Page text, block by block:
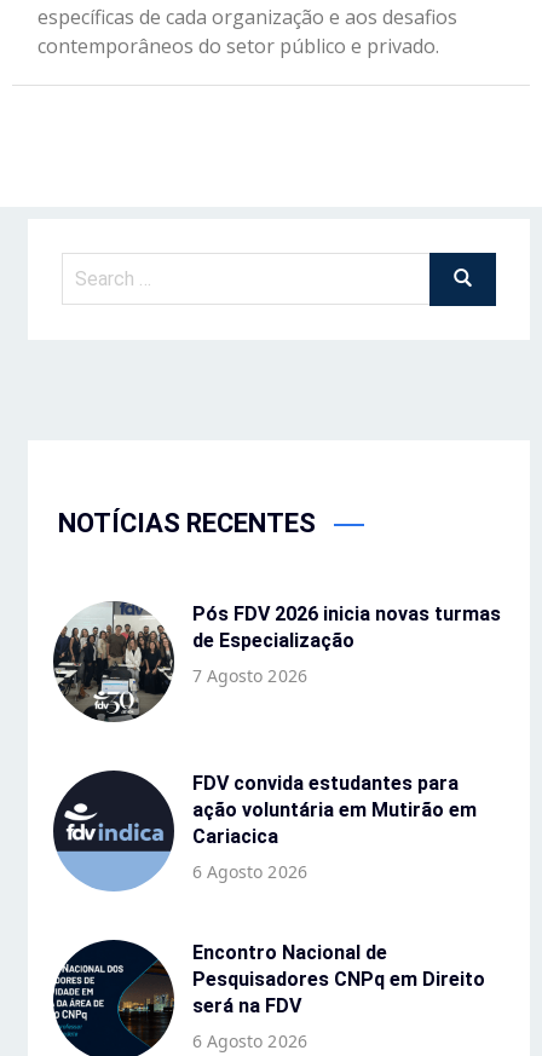
específicas de cada organização e aos desafios
contemporâneos do setor público e privado.
NOTÍCIAS RECENTES
Pós FDV 2026 inicia novas turmas
de Especialização
7 Agosto 2026
FDV convida estudantes para
ação voluntária em Mutirão em
Cariacica
6 Agosto 2026
Encontro Nacional de
Pesquisadores CNPq em Direito
será na FDV
6 Agosto 2026